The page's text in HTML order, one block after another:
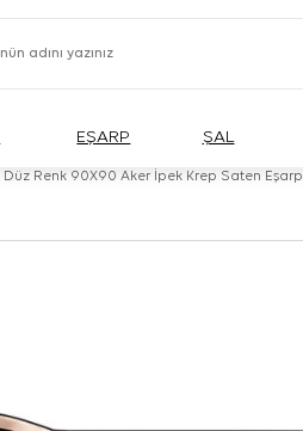
EŞARP ŞAL
Düz Renk 90X90 Aker İpek Krep Saten Eşarp